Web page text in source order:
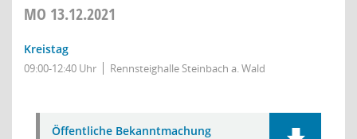
MO 13.12.2021
Kreistag
09:00-12:40 Uhr Rennsteighalle Steinbach a. Wald
Öffentliche Bekanntmachung